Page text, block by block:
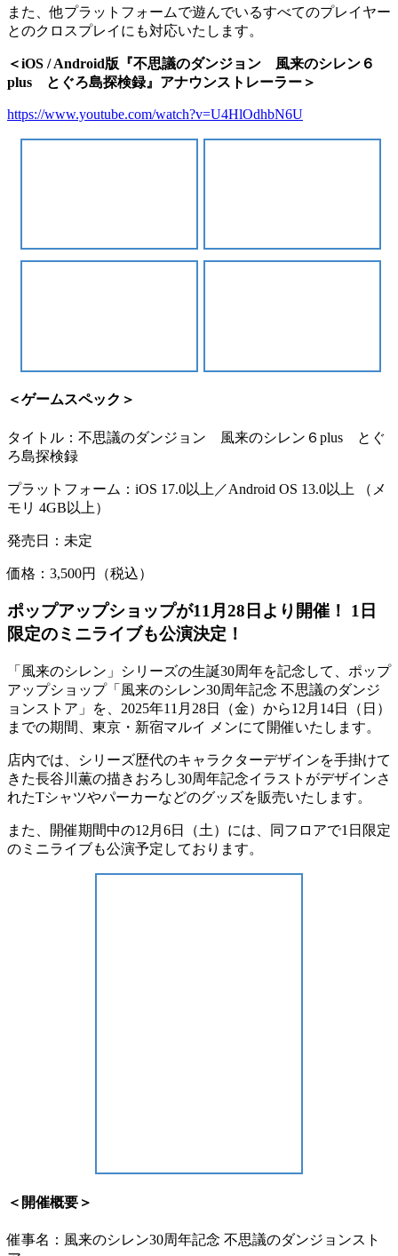
また、他プラットフォームで遊んでいるすべてのプレイヤー
とのクロスプレイにも対応いたします。
＜iOS / Android版『不思議のダンジョン 風来のシレン６
plus とぐろ島探検録』アナウンストレーラー＞
https://www.youtube.com/watch?v=U4HlOdhbN6U
＜ゲームスペック＞
タイトル：不思議のダンジョン 風来のシレン６plus とぐ
ろ島探検録
プラットフォーム：iOS 17.0以上／Android OS 13.0以上 （メ
モリ 4GB以上）
発売日：未定
価格：3,500円（税込）
ポップアップショップが11月28日より開催！ 1日
限定のミニライブも公演決定！
「風来のシレン」シリーズの生誕30周年を記念して、ポップ
アップショップ「風来のシレン30周年記念 不思議のダンジ
ョンストア」を、2025年11月28日（金）から12月14日（日）
までの期間、東京・新宿マルイ メンにて開催いたします。
店内では、シリーズ歴代のキャラクターデザインを手掛けて
きた長谷川薫の描きおろし30周年記念イラストがデザインさ
れたTシャツやパーカーなどのグッズを販売いたします。
また、開催期間中の12月6日（土）には、同フロアで1日限定
のミニライブも公演予定しております。
＜開催概要＞
催事名：風来のシレン30周年記念 不思議のダンジョンスト